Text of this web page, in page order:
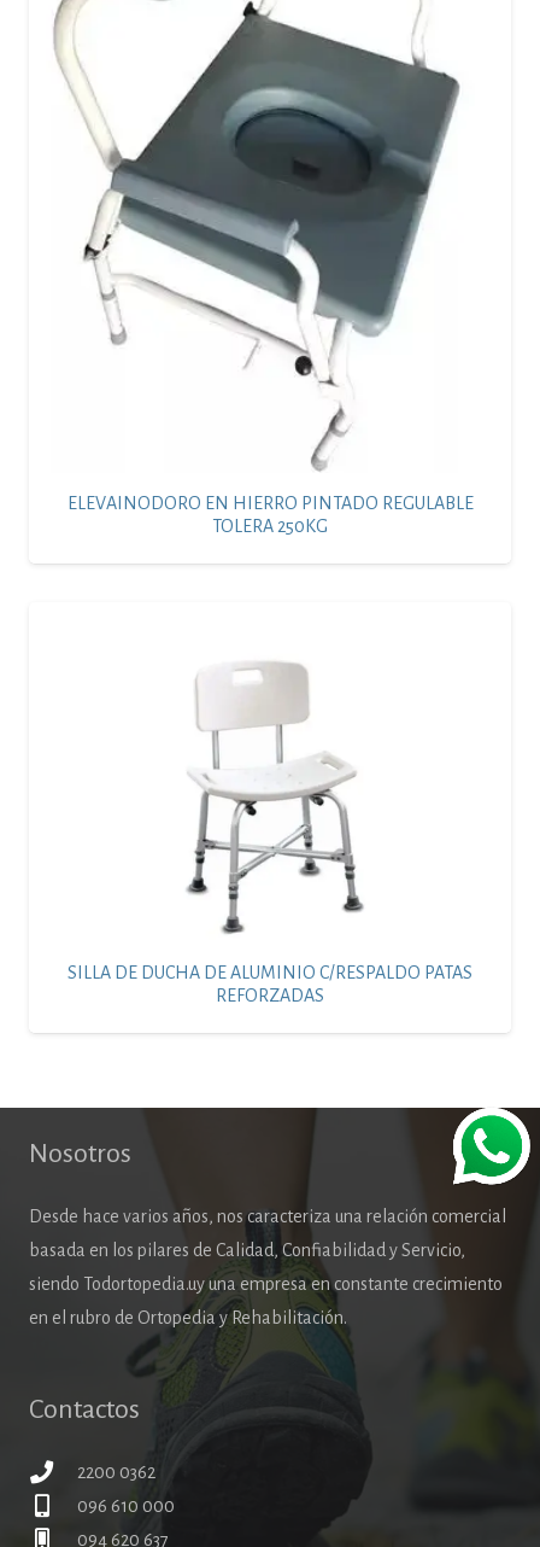
ELEVAINODORO EN HIERRO PINTADO REGULABLE
TOLERA 250KG
SILLA DE DUCHA DE ALUMINIO C/RESPALDO PATAS
REFORZADAS
Nosotros
Desde hace varios años, nos caracteriza una relación comercial
basada en los pilares de Calidad, Confiabilidad y Servicio,
siendo Todortopedia.uy una empresa en constante crecimiento
en el rubro de Ortopedia y Rehabilitación.
Contactos
2200 0362
096 610 000
094 620 637